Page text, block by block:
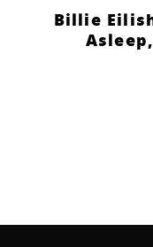
?Billie